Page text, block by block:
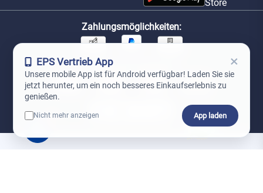
Zahlungsmöglichkeiten:
Unsere Versandpartner:
EPS Vertrieb App ×
Unsere mobile App ist für Android verfügbar! Laden Sie sie
jetzt herunter, um ein noch besseres Einkaufserlebnis zu
genießen.
Nicht mehr anzeigen App laden